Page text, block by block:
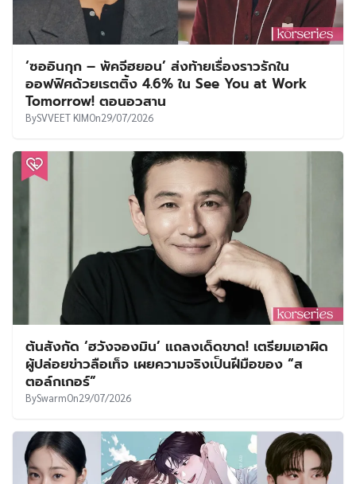
‘ซออินกุก – พัคจีฮยอน’ ส่งท้ายเรื่องราวรักใน
ออฟฟิศด้วยเรตติ้ง 4.6% ใน See You at Work
Tomorrow! ตอนอวสาน
BySVVEET KIMOn29/07/2026
ต้นสังกัด ‘ฮวังจองมิน’ แถลงเด็ดขาด! เตรียมเอาผิด
ผู้ปล่อยข่าวลือเท็จ เผยความจริงเป็นฝีมือของ “ส
ตอล์กเกอร์”
BySwarmOn29/07/2026